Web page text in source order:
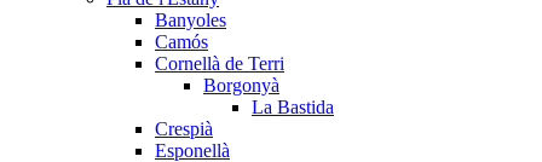
Banyoles
Camós
Cornellà de Terri
Borgonyà
La Bastida
Crespià
Esponellà